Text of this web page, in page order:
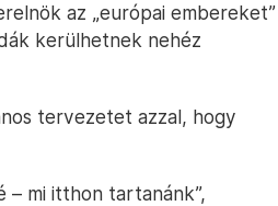
az „európai embereket”
kerülhetnek nehéz
tervezetet azzal, hogy
– mi itthon tartanánk”,